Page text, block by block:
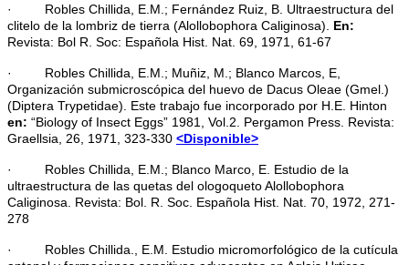
· Robles Chillida, E.M.; Fernández Ruiz, B. Ultraestructura del
clitelo de la lombriz de tierra (Alollobophora Caliginosa). En:
Revista: Bol R. Soc: Española Hist. Nat. 69, 1971, 61-67
· Robles Chillida, E.M.; Muñiz, M.; Blanco Marcos, E,
Organización submicroscópica del huevo de Dacus Oleae (Gmel.)
(Diptera Trypetidae). Este trabajo fue incorporado por H.E. Hinton
en: “Biology of Insect Eggs” 1981, Vol.2. Pergamon Press. Revista:
Graellsia, 26, 1971, 323-330 <Disponible>
· Robles Chillida, E.M.; Blanco Marco, E. Estudio de la
ultraestructura de las quetas del ologoqueto Alollobophora
Caliginosa. Revista: Bol. R. Soc. Española Hist. Nat. 70, 1972, 271-
278
· Robles Chillida., E.M. Estudio micromorfológico de la cutícula